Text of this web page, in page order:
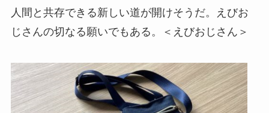
人間と共存できる新しい道が開けそうだ。えびお
じさんの切なる願いでもある。＜えびおじさん＞